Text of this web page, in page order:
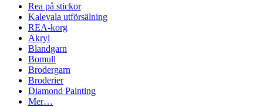
Rea på stickor
Kalevala utförsälning
REA-korg
Akryl
Blandgarn
Bomull
Brodergarn
Broderier
Diamond Painting
Mer…